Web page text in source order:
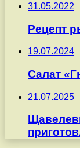
31.05.2022
Рецепт
19.07.2024
Салат
21.07.2025